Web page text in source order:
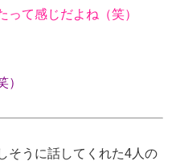
って感じだよね（笑）
）
そうに話してくれた4人の